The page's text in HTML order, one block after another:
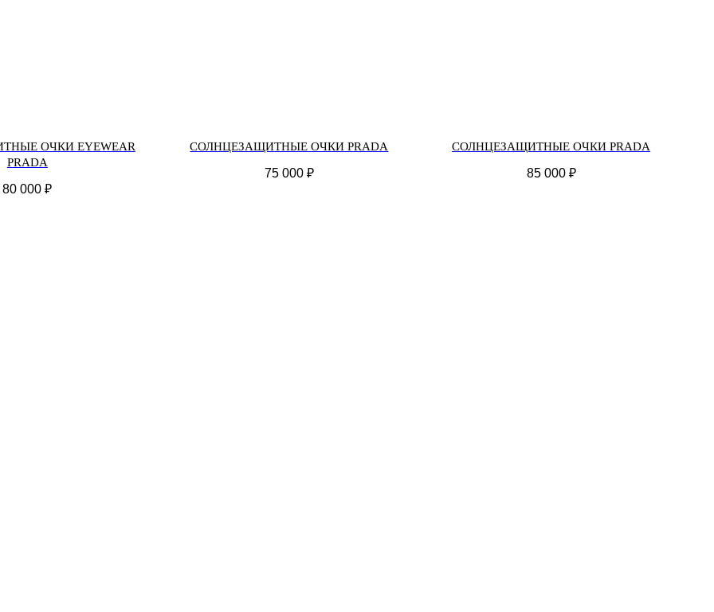
ОЧКИ EYEWEAR
PRADA
80 000 ₽
СОЛНЦЕЗАЩИТНЫЕ ОЧКИ PRADA
75 000 ₽
СОЛНЦЕЗАЩИТНЫЕ ОЧКИ PRADA
85 000 ₽